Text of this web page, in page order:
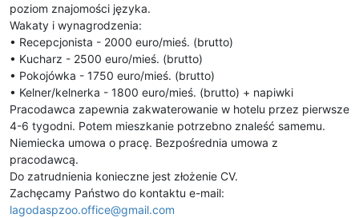
poziom znajomości języka.
Wakaty i wynagrodzenia:
• Recepcjonista - 2000 euro/mieś. (brutto)
• Kucharz - 2500 euro/mieś. (brutto)
• Pokojówka - 1750 euro/mieś. (brutto)
• Kelner/kelnerka - 1800 euro/mieś. (brutto) + napiwki
Pracodawca zapewnia zakwaterowanie w hotelu przez pierwsze
4-6 tygodni. Potem mieszkanie potrzebno znaleść samemu.
Niemiecka umowa o pracę. Bezpośrednia umowa z
pracodawcą.
Do zatrudnienia konieczne jest złożenie CV.
Zachęcamy Państwo do kontaktu e-mail:
lagodaspzoo.office@gmail.com